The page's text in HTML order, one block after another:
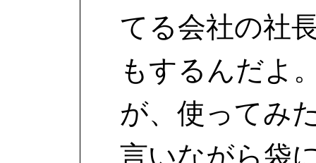
てる会社の社
もするんだよ
が、使ってみ
言いながら袋